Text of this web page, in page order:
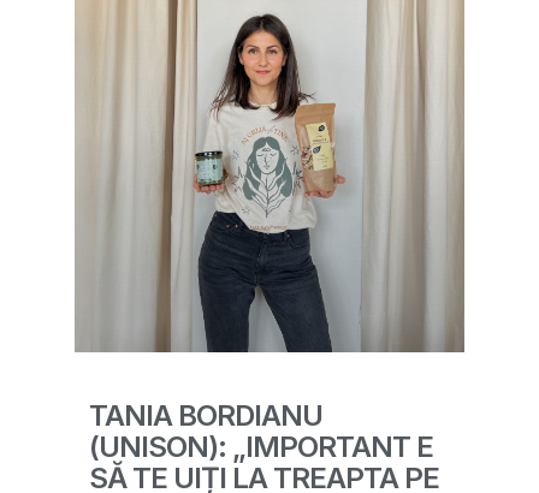
TANIA BORDIANU
(UNISON): „IMPORTANT E
SĂ TE UIȚI LA TREAPTA PE